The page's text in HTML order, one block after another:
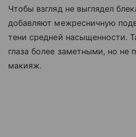
Чтобы взгляд не выглядел
добавляют межресничную
тени средней насыщенности.
глаза более заметными, но не
макияж.